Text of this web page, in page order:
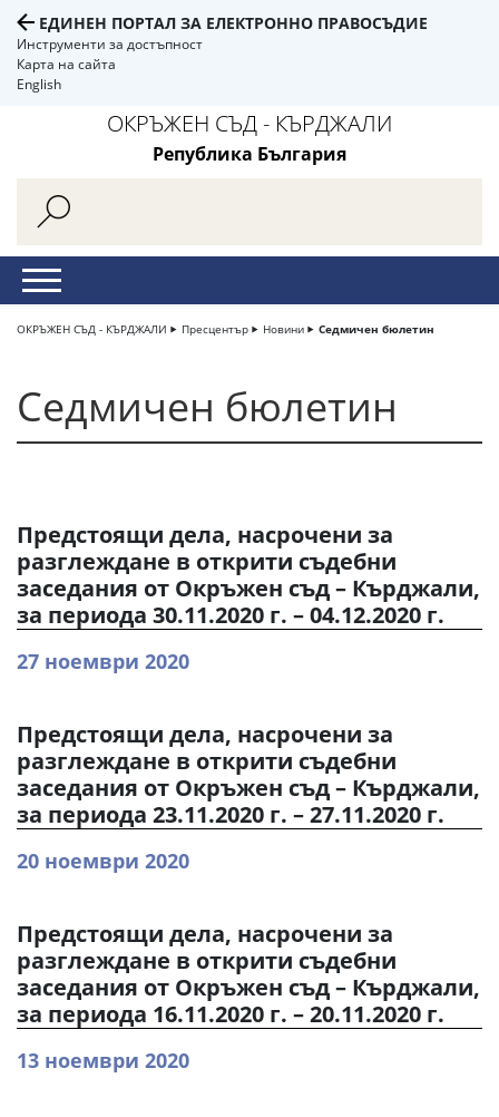
ЕДИНЕН ПОРТАЛ ЗА ЕЛЕКТРОННО ПРАВОСЪДИЕ
Инструменти за достъпност
Карта на сайта
English
ОКРЪЖЕН СЪД - КЪРДЖАЛИ
Република България
ОКРЪЖЕН СЪД - КЪРДЖАЛИ Пресцентър Новини Седмичен бюлетин
Седмичен бюлетин
Предстоящи дела, насрочени за
разглеждане в открити съдебни
заседания от Окръжен съд – Кърджали,
за периода 30.11.2020 г. – 04.12.2020 г.
27 ноември 2020
Предстоящи дела, насрочени за
разглеждане в открити съдебни
заседания от Окръжен съд – Кърджали,
за периода 23.11.2020 г. – 27.11.2020 г.
20 ноември 2020
Предстоящи дела, насрочени за
разглеждане в открити съдебни
заседания от Окръжен съд – Кърджали,
за периода 16.11.2020 г. – 20.11.2020 г.
13 ноември 2020